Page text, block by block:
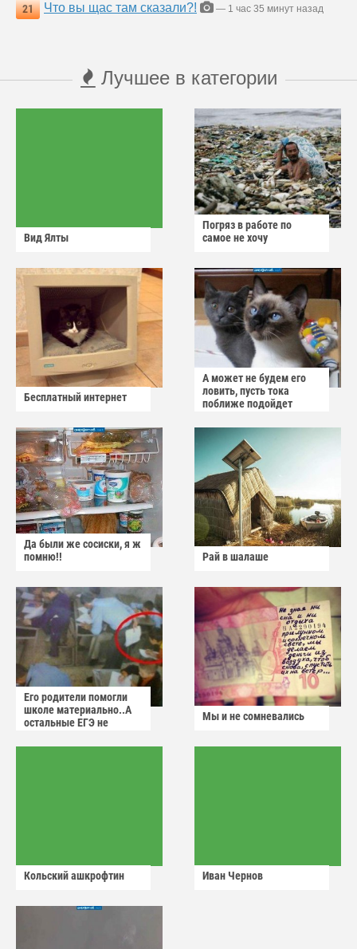
21 Что вы щас там сказали?! — 1 час 35 минут назад
Лучшее в категории
Вид Ялты
Погряз в работе по
самое не хочу
Бесплатный интернет
А может не будем его
ловить, пусть тока
поближе подойдет
Да были же сосиски, я ж
помню!!
Рай в шалаше
Его родители помогли
школе материально..А
остальные ЕГЭ не
Мы и не сомневались
Кольский ашкрофтин Иван Чернов